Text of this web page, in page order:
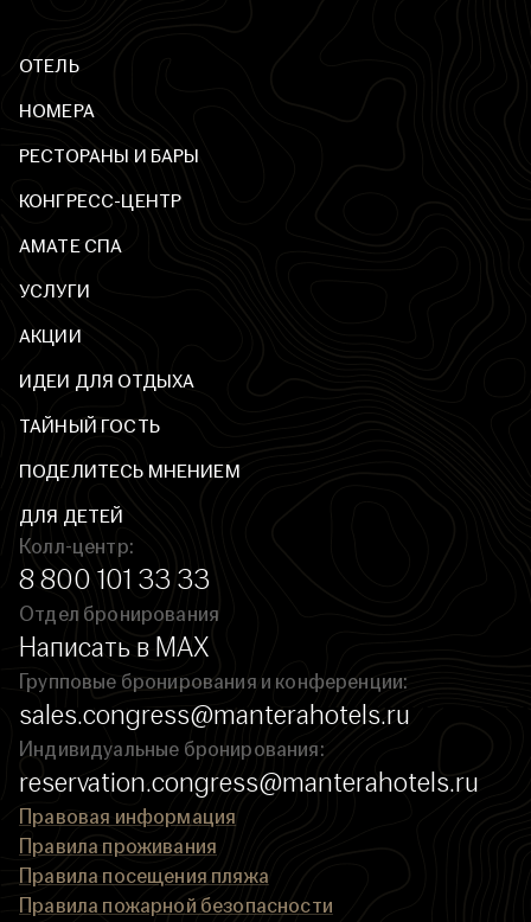
ОТЕЛЬ
НОМЕРА
РЕСТОРАНЫ И БАРЫ
КОНГРЕСС-ЦЕНТР
AМАТЕ СПА
УСЛУГИ
АКЦИИ
ИДЕИ ДЛЯ ОТДЫХА
ТАЙНЫЙ ГОСТЬ
ПОДЕЛИТЕСЬ МНЕНИЕМ
ДЛЯ ДЕТЕЙ
Колл-центр:
8 800 101 33 33
Отдел бронирования
Написать в MAX
Групповые бронирования и конференции:
sales.congress@manterahotels.ru
Индивидуальные бронирования:
reservation.congress@manterahotels.ru
Правовая информация
Правила проживания
Правила посещения пляжа
Правила пожарной безопасности